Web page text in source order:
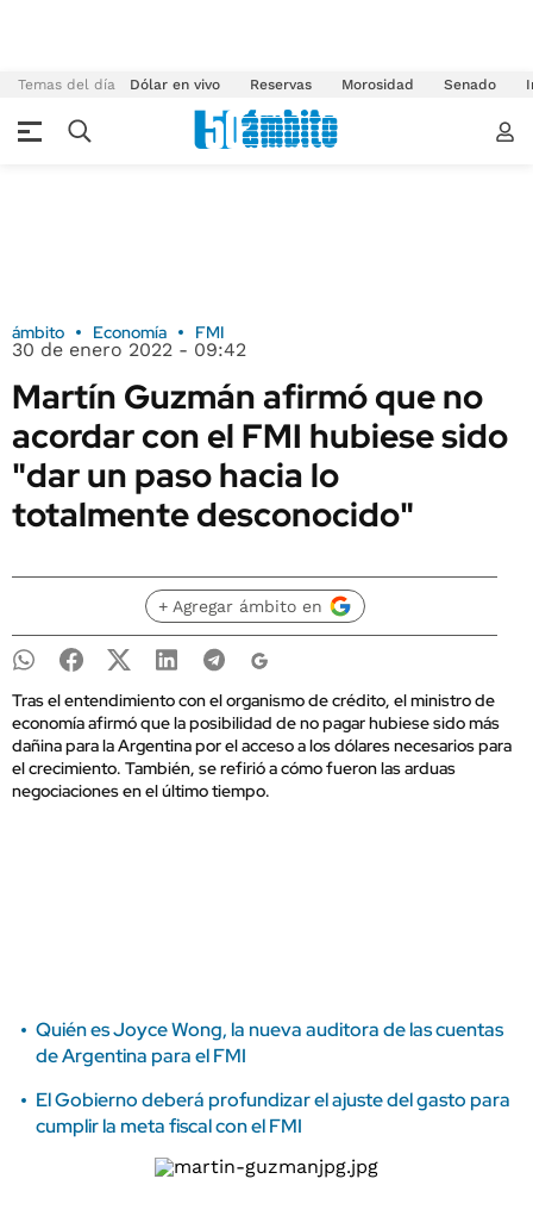
Temas del día Dólar en vivo Reservas Morosidad Senado
ámbito Economía FMI
30 de enero 2022 - 09:42
Martín Guzmán afirmó que no
acordar con el FMI hubiese sido
"dar un paso hacia lo
totalmente desconocido"
+ Agregar ámbito en
Tras el entendimiento con el organismo de crédito, el ministro de
economía afirmó que la posibilidad de no pagar hubiese sido más
dañina para la Argentina por el acceso a los dólares necesarios para
el crecimiento. También, se refirió a cómo fueron las arduas
negociaciones en el último tiempo.
Quién es Joyce Wong, la nueva auditora de las cuentas
de Argentina para el FMI
El Gobierno deberá profundizar el ajuste del gasto para
cumplir la meta fiscal con el FMI